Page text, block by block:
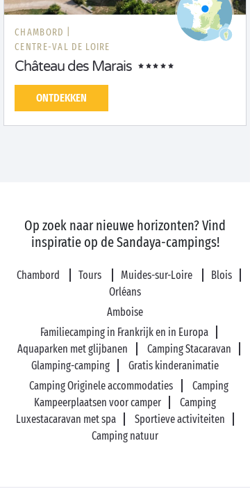
CHAMBORD |
CENTRE-VAL DE LOIRE
Château des Marais
ONTDEKKEN
Op zoek naar nieuwe horizonten? Vind
inspiratie op de Sandaya-campings!
Chambord Tours Muides-sur-Loire
Blois
Orléans
Amboise
Familiecamping in Frankrijk en in Europa
Aquaparken met glijbanen
Camping Stacaravan
Glamping-camping
Gratis kinderanimatie
Camping Originele accommodaties
Camping
Kampeerplaatsen voor camper
Camping
Luxestacaravan met spa
Sportieve activiteiten
Camping natuur